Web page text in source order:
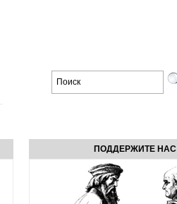
ПОДДЕРЖИТЕ НАС